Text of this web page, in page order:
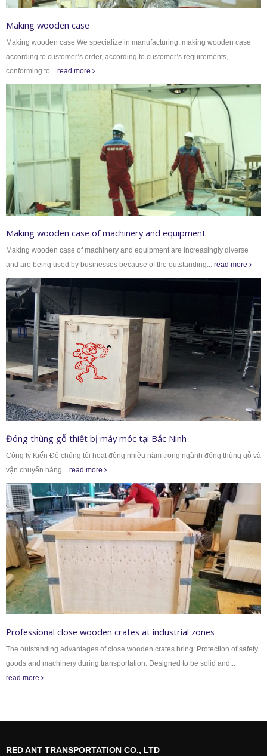
Making wooden case
Making wooden case We specialize in manufacturing, making wooden case
according to customer’s order, according to customer’s requirements,
conforming to... read more
Making wooden case of machinery and equipment
Making wooden case of machinery and equipment are increasingly diverse
and are being used by businesses because of the outstanding... read more
Đóng thùng gỗ thiết bị máy móc tại Bắc Ninh
Công ty Kiến Đỏ chúng tôi hoạt động nhiều năm trong ngành đóng thùng gỗ và
vận chuyển hàng... read more
Professional close wooden crates at industrial zones
The outstanding advantages of close wooden crates bring: Protection of safety
goods and machinery during transportation. Designed to be solid and...
read more
RED ANT TRANSPORTATION CO., LTD